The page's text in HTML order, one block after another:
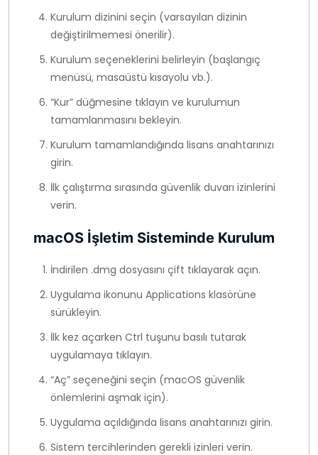
Kurulum dizinini seçin (varsayılan dizinin
değiştirilmemesi önerilir).
Kurulum seçeneklerini belirleyin (başlangıç
menüsü, masaüstü kısayolu vb.).
“Kur” düğmesine tıklayın ve kurulumun
tamamlanmasını bekleyin.
Kurulum tamamlandığında lisans anahtarınızı
girin.
İlk çalıştırma sırasında güvenlik duvarı izinlerini
verin.
macOS İşletim Sisteminde Kurulum
İndirilen .dmg dosyasını çift tıklayarak açın.
Uygulama ikonunu Applications klasörüne
sürükleyin.
İlk kez açarken Ctrl tuşunu basılı tutarak
uygulamaya tıklayın.
“Aç” seçeneğini seçin (macOS güvenlik
önlemlerini aşmak için).
Uygulama açıldığında lisans anahtarınızı girin.
Sistem tercihlerinden gerekli izinleri verin.